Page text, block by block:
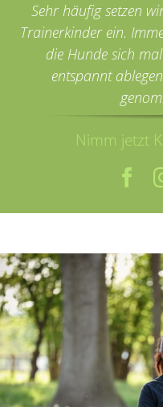
Sehr häufig setzen
Trainerkinder ein.
die Hunde sich
entspannt
Nimm jetzt